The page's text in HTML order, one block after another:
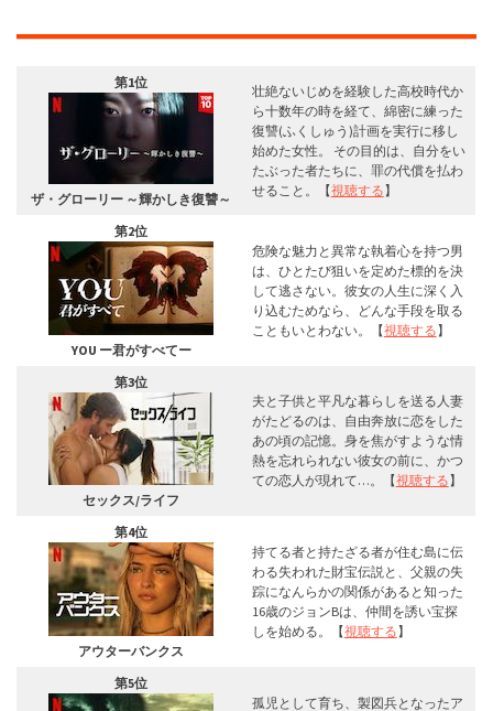
第1位
ザ・グローリー ～輝かしき復讐～
壮絶ないじめを経験した高校時代か
ら十数年の時を経て、綿密に練った
復讐(ふくしゅう)計画を実行に移し
始めた女性。 その目的は、自分をい
たぶった者たちに、罪の代償を払わ
せること。【視聴する】
第2位
YOU ー君がすべてー
危険な魅力と異常な執着心を持つ男
は、ひとたび狙いを定めた標的を決
して逃さない。彼女の人生に深く入
り込むためなら、どんな手段を取る
こともいとわない。【視聴する】
第3位
セックス/ライフ
夫と子供と平凡な暮らしを送る人妻
がたどるのは、自由奔放に恋をした
あの頃の記憶。身を焦がすような情
熱を忘れられない彼女の前に、かつ
ての恋人が現れて…。【視聴する】
第4位
アウターバンクス
持てる者と持たざる者が住む島に伝
わる失われた財宝伝説と、父親の失
踪になんらかの関係があると知った
16歳のジョンBは、仲間を誘い宝探
しを始める。【視聴する】
第5位
孤児として育ち、製図兵となったア